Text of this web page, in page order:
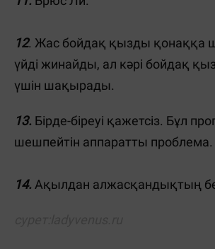
12. Жас бойдақ қызды қонаққа
үйді жинайды, ал кәрі бойдақ
үшін шақырады.
13. Бірде-біреуі қажетсіз. Бұл
шешпейтін аппаратты проблема.
14. Ақылдан алжасқандықтың